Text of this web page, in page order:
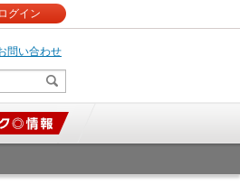
ログイン
問い合わせ